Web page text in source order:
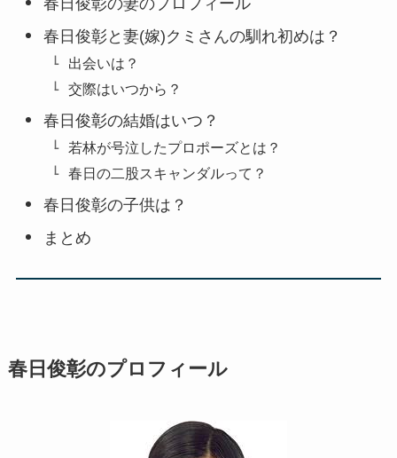
春日俊彰と妻(嫁)クミさんの馴れ初めは？
出会いは？
交際はいつから？
春日俊彰の結婚はいつ？
若林が号泣したプロポーズとは？
春日の二股スキャンダルって？
春日俊彰の子供は？
まとめ
春日俊彰のプロフィール